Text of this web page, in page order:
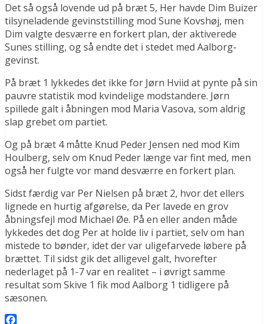
Det så også lovende ud på bræt 5, Her havde Dim Buizer
tilsyneladende gevinststilling mod Sune Kovshøj, men
Dim valgte desværre en forkert plan, der aktiverede
Sunes stilling, og så endte det i stedet med Aalborg-
gevinst.
På bræt 1 lykkedes det ikke for Jørn Hviid at pynte på sin
pauvre statistik mod kvindelige modstandere. Jørn
spillede galt i åbningen mod Maria Vasova, som aldrig
slap grebet om partiet.
Og på bræt 4 måtte Knud Peder Jensen ned mod Kim
Houlberg, selv om Knud Peder længe var fint med, men
også her fulgte vor mand desværre en forkert plan.
Sidst færdig var Per Nielsen på bræt 2, hvor det ellers
lignede en hurtig afgørelse, da Per lavede en grov
åbningsfejl mod Michael Øe. På en eller anden måde
lykkedes det dog Per at holde liv i partiet, selv om han
mistede to bønder, idet der var uligefarvede løbere på
brættet. Til sidst gik det alligevel galt, hvorefter
nederlaget på 1-7 var en realitet – i øvrigt samme
resultat som Skive 1 fik mod Aalborg 1 tidligere på
sæsonen.